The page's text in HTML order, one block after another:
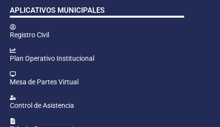
APLICATIVOS MUNICIPALES
Registro Civil
Plan Operativo Institucional
Mesa de Partes Virtual
Control de Asistencia